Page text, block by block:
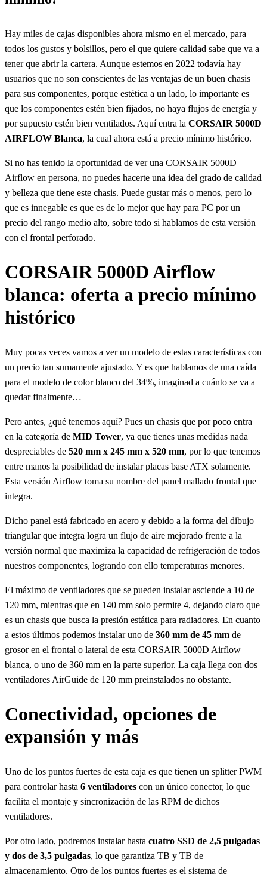
Hay miles de cajas disponibles ahora mismo en el mercado, para
todos los gustos y bolsillos, pero el que quiere calidad sabe que va a
tener que abrir la cartera. Aunque estemos en 2022 todavía hay
usuarios que no son conscientes de las ventajas de un buen chasis
para sus componentes, porque estética a un lado, lo importante es
que los componentes estén bien fijados, no haya flujos de energía y
por supuesto estén bien ventilados. Aquí entra la CORSAIR 5000D
AIRFLOW Blanca, la cual ahora está a precio mínimo histórico.
Si no has tenido la oportunidad de ver una CORSAIR 5000D
Airflow en persona, no puedes hacerte una idea del grado de calidad
y belleza que tiene este chasis. Puede gustar más o menos, pero lo
que es innegable es que es de lo mejor que hay para PC por un
precio del rango medio alto, sobre todo si hablamos de esta versión
con el frontal perforado.
CORSAIR 5000D Airflow
blanca: oferta a precio mínimo
histórico
Muy pocas veces vamos a ver un modelo de estas características con
un precio tan sumamente ajustado. Y es que hablamos de una caída
para el modelo de color blanco del 34%, imaginad a cuánto se va a
quedar finalmente…
Pero antes, ¿qué tenemos aquí? Pues un chasis que por poco entra
en la categoría de MID Tower, ya que tienes unas medidas nada
despreciables de 520 mm x 245 mm x 520 mm, por lo que tenemos
entre manos la posibilidad de instalar placas base ATX solamente.
Esta versión Airflow toma su nombre del panel mallado frontal que
integra.
Dicho panel está fabricado en acero y debido a la forma del dibujo
triangular que integra logra un flujo de aire mejorado frente a la
versión normal que maximiza la capacidad de refrigeración de todos
nuestros componentes, logrando con ello temperaturas menores.
El máximo de ventiladores que se pueden instalar asciende a 10 de
120 mm, mientras que en 140 mm solo permite 4, dejando claro que
es un chasis que busca la presión estática para radiadores. En cuanto
a estos últimos podemos instalar uno de 360 mm de 45 mm de
grosor en el frontal o lateral de esta CORSAIR 5000D Airflow
blanca, o uno de 360 mm en la parte superior. La caja llega con dos
ventiladores AirGuide de 120 mm preinstalados no obstante.
Conectividad, opciones de
expansión y más
Uno de los puntos fuertes de esta caja es que tienen un splitter PWM
para controlar hasta 6 ventiladores con un único conector, lo que
facilita el montaje y sincronización de las RPM de dichos
ventiladores.
Por otro lado, podremos instalar hasta cuatro SSD de 2,5 pulgadas
y dos de 3,5 pulgadas, lo que garantiza TB y TB de
almacenamiento. Otro de los puntos fuertes es el sistema de